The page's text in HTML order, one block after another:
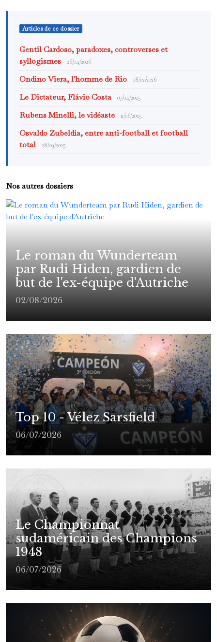
Articles de ce dossier
Gentil Cardoso, paradoxes, controverses et
syllogismes
26/04/2026
Ondino Viera, l'homme de Rio 08/02/2026
Le Dictateur, Flávio Costa 07/04/2025
Rubens Minelli, le vidéaste 11/06/2025
Osvaldo Zubeldía, entre anti-football et football
total
28/09/2025
Nos autres dossiers
Le roman du Wunderteam
par Rudi Hiden, gardien de
but de l'ex-équipe d'Autriche
02/08/2026
Top 10 - Vélez Sarsfield
06/07/2026
Le Championnat
sudaméricain des Champions
1948
06/07/2026